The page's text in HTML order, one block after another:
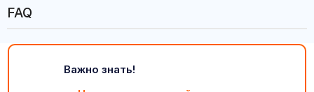
FAQ
Важно знать!